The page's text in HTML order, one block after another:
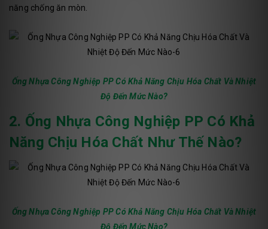
năng chống ăn mòn.
Ống Nhựa Công Nghiệp PP Có Khả Năng Chịu Hóa Chất Và Nhiệt
Độ Đến Mức Nào?
2. Ống Nhựa Công Nghiệp PP Có Khả
Năng Chịu Hóa Chất Như Thế Nào?
Ống Nhựa Công Nghiệp PP Có Khả Năng Chịu Hóa Chất Và Nhiệt
Độ Đến Mức Nào?